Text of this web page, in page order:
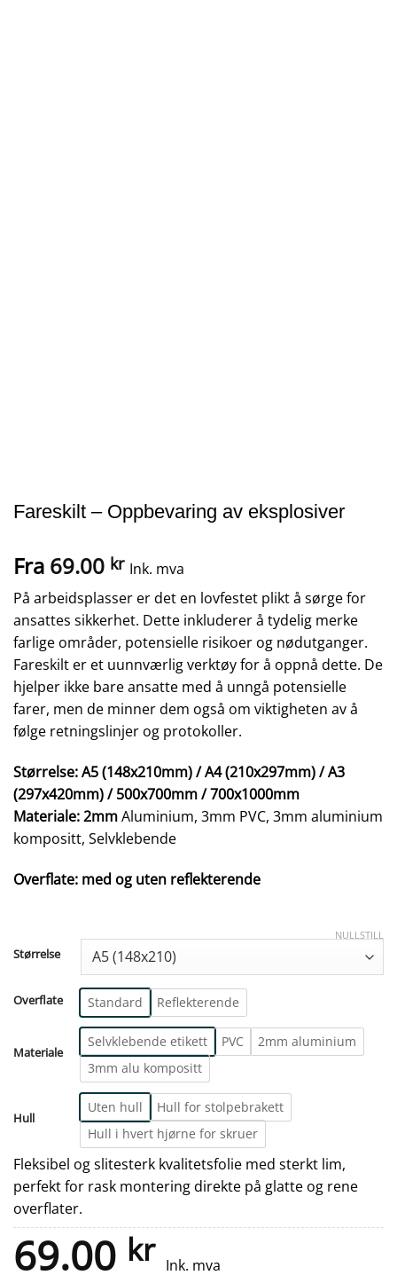
Fareskilt – Oppbevaring av eksplosiver
Fra 69.00 kr Ink. mva
På arbeidsplasser er det en lovfestet plikt å sørge for
ansattes sikkerhet. Dette inkluderer å tydelig merke
farlige områder, potensielle risikoer og nødutganger.
Fareskilt er et uunnværlig verktøy for å oppnå dette. De
hjelper ikke bare ansatte med å unngå potensielle
farer, men de minner dem også om viktigheten av å
følge retningslinjer og protokoller.
Størrelse: A5 (148x210mm) / A4 (210x297mm) / A3
(297x420mm) / 500x700mm / 700x1000mm
Materiale: 2mmAluminium, 3mm PVC, 3mm aluminium
kompositt, Selvklebende
Overflate: med og uten reflekterende
Størrelse
Overflate Standard Reflekterende
Materiale
Selvklebende etikett PVC
2mm aluminium
3mm alu kompositt
Hull
Uten hull
Hull for stolpebrakett
Hull i hvert hjørne for skruer
NULLSTILL
Fleksibel og slitesterk kvalitetsfolie med sterkt lim,
perfekt for rask montering direkte på glatte og rene
overflater.
69.00 kr Ink. mva